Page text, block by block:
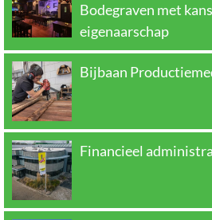
Bodegraven met
eigenaarschap
Bijbaan
Financieel